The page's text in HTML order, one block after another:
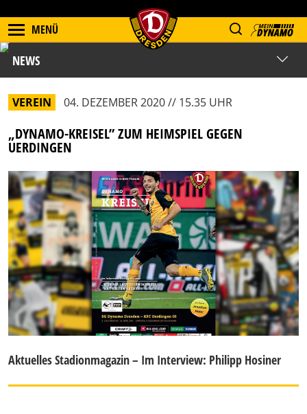
MENÜ
NEWS
VEREIN 04. DEZEMBER 2020 // 15.35 UHR
„DYNAMO-KREISEL” ZUM HEIMSPIEL GEGEN
UERDINGEN
Aktuelles Stadionmagazin – Im Interview: Philipp Hosiner